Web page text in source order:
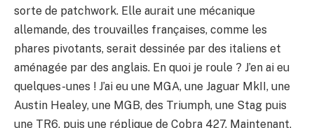
sorte de patchwork. Elle aurait une mécanique
allemande, des trouvailles françaises, comme les
phares pivotants, serait dessinée par des italiens et
aménagée par des anglais. En quoi je roule ? J’en ai eu
quelques-unes ! J’ai eu une MGA, une Jaguar MkII, une
Austin Healey, une MGB, des Triumph, une Stag puis
une TR6, puis une réplique de Cobra 427. Maintenant,